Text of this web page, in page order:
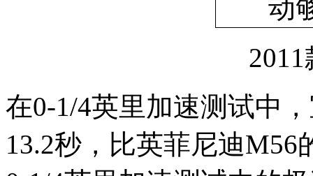
在0-1/4英里加速测试中
13.2秒，比英菲尼迪M56